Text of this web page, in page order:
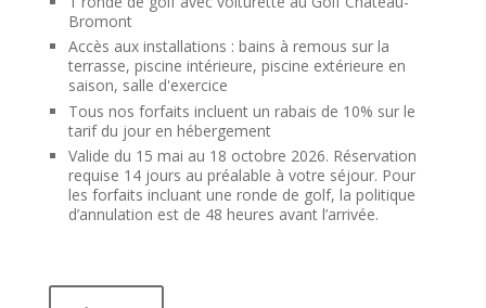
Bromont
Accès aux installations : bains à remous sur la
terrasse, piscine intérieure, piscine extérieure en
saison, salle d'exercice
Tous nos forfaits incluent un rabais de 10% sur le
tarif du jour en hébergement
Valide du 15 mai au 18 octobre 2026. Réservation
requise 14 jours au préalable à votre séjour. Pour
les forfaits incluant une ronde de golf, la politique
d’annulation est de 48 heures avant l’arrivée.